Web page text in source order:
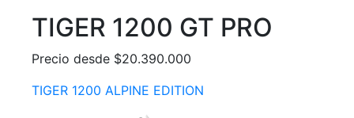
TIGER 1200 GT PRO
Precio desde $20.390.000
TIGER 1200 ALPINE EDITION